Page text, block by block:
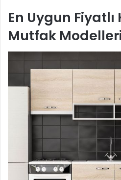
En Uygun Fiyatlı
Mutfak